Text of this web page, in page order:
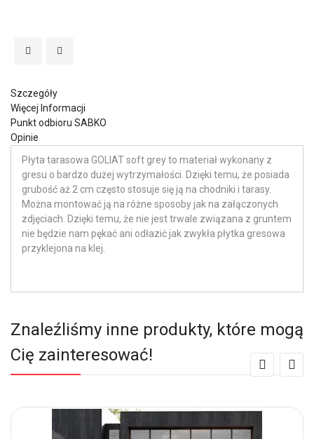
Szczegóły
Więcej Informacji
Punkt odbioru SABKO
Opinie
Płyta tarasowa GOLIAT soft grey to materiał wykonany z
gresu o bardzo dużej wytrzymałości. Dzięki temu, że posiada
grubość aż 2 cm często stosuje się ją na chodniki i tarasy.
Można montować ją na różne sposoby jak na załączonych
zdjęciach. Dzięki temu, że nie jest trwale związana z gruntem
nie będzie nam pękać ani odłazić jak zwykła płytka gresowa
przyklejona na klej.
Znaleźliśmy inne produkty, które mogą
Cię zainteresować!